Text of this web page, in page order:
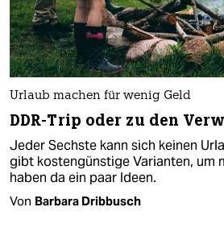
Urlaub machen für wenig Geld
DDR-Trip oder zu den
Jeder Sechste kann sich keinen
gibt kostengünstige Varianten, um
haben da ein paar Ideen.
Von Barbara Dribbusch